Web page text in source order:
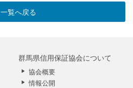
一覧へ戻る
群馬県信用保証協会について
協会概要
情報公開